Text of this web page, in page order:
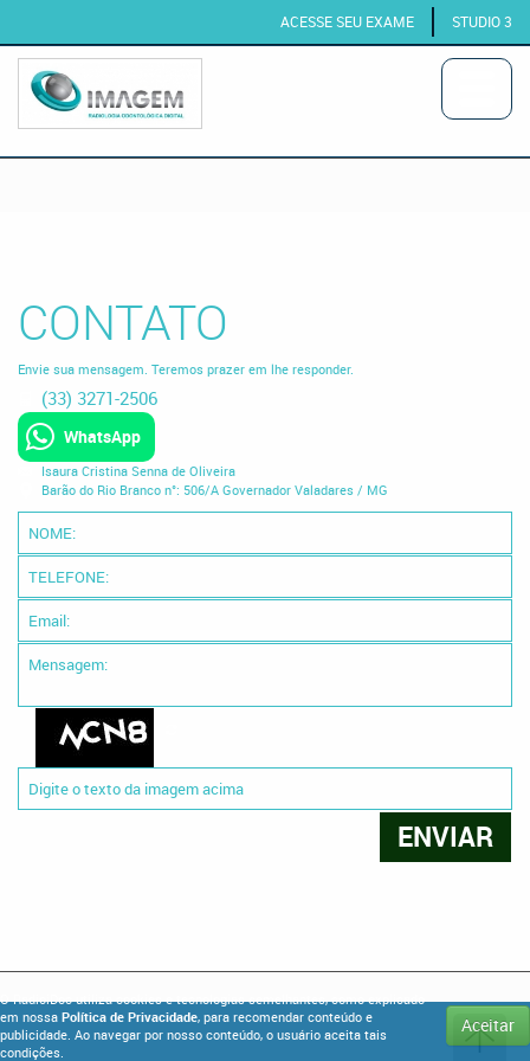
ACESSE SEU EXAME STUDIO 3
CONTATO
Envie sua mensagem. Teremos prazer em lhe responder.
(33) 3271-2506
WhatsApp
Isaura Cristina Senna de Oliveira
Barão do Rio Branco n°: 506/A Governador Valadares / MG
O RadioiDoc utiliza cookies e tecnologias semelhantes, como explicado
em nossa Política de Privacidade, para recomendar conteúdo e
publicidade. Ao navegar por nosso conteúdo, o usuário aceita tais
condições.
Aceitar